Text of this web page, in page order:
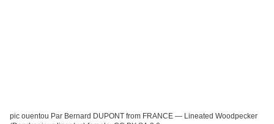
pic ouentou Par Bernard DUPONT from FRANCE — Lineated Woodpecker